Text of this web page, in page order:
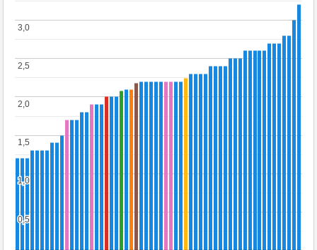
0,5
0,5
1,0
1,0
1,5
1,5
2,0
2,0
2,5
2,5
3,0
3,0